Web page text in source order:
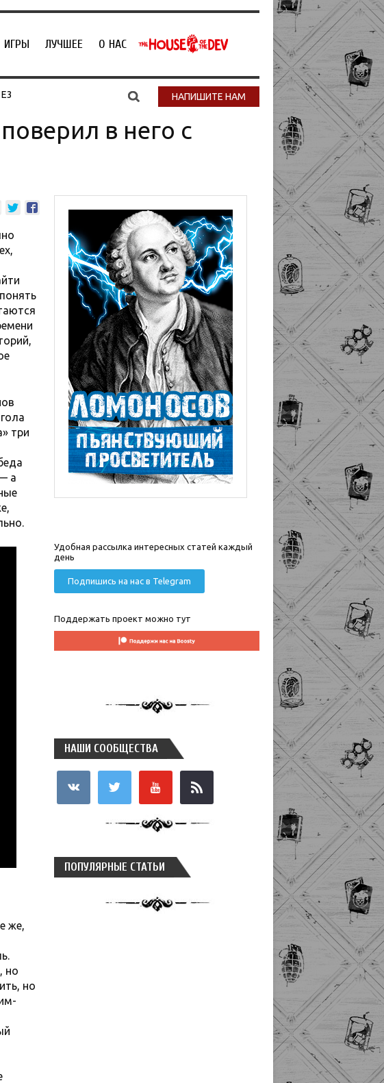
ИГРЫ ЛУЧШЕЕ О НАС
НАПИШИТЕ НАМ
в него с
три
а
же,
но
но
Удобная рассылка интересных статей каждый
день
Подпишись на нас в Telegram
Поддержать проект можно тут
НАШИ СООБЩЕСТВА
ПОПУЛЯРНЫЕ СТАТЬИ